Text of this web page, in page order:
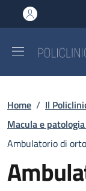
al contenuto
to footer content
Briciole
Home / Il
Macula e
Ambulatorio di